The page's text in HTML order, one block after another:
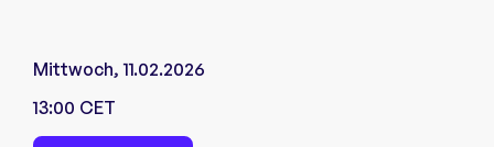
Mittwoch, 11.02.2026
13:00 CET